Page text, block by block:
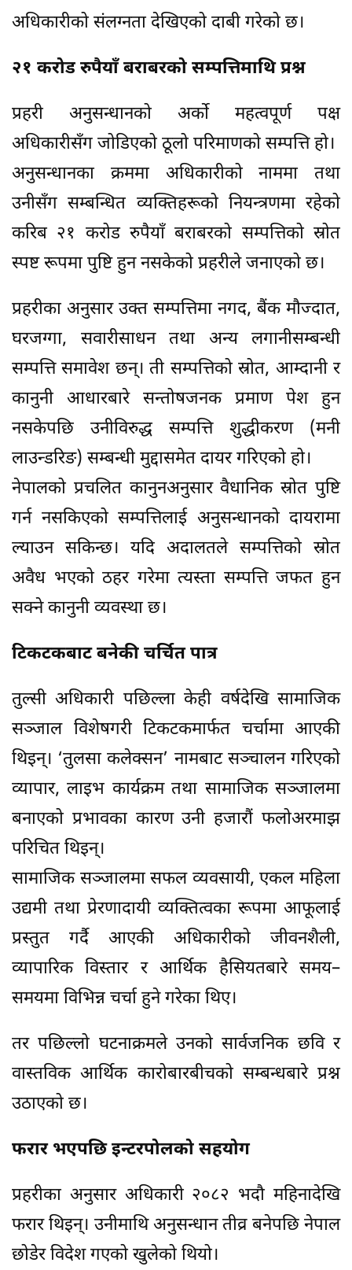
अधिकारीको संलग्नता देखिएको दाबी गरेको छ।
२१ करोड रुपैयाँ बराबरको सम्पत्तिमाथि प्रश्न
प्रहरी अनुसन्धानको अर्को महत्वपूर्ण पक्ष
अधिकारीसँग जोडिएको ठूलो परिमाणको सम्पत्ति हो।
अनुसन्धानका क्रममा अधिकारीको नाममा तथा
उनीसँग सम्बन्धित व्यक्तिहरूको नियन्त्रणमा रहेको
करिब २१ करोड रुपैयाँ बराबरको सम्पत्तिको स्रोत
स्पष्ट रूपमा पुष्टि हुन नसकेको प्रहरीले जनाएको छ।
प्रहरीका अनुसार उक्त सम्पत्तिमा नगद, बैंक मौज्दात,
घरजग्गा, सवारीसाधन तथा अन्य लगानीसम्बन्धी
सम्पत्ति समावेश छन्। ती सम्पत्तिको स्रोत, आम्दानी र
कानुनी आधारबारे सन्तोषजनक प्रमाण पेश हुन
नसकेपछि उनीविरुद्ध सम्पत्ति शुद्धीकरण (मनी
लाउन्डरिङ) सम्बन्धी मुद्दासमेत दायर गरिएको हो।
नेपालको प्रचलित कानुनअनुसार वैधानिक स्रोत पुष्टि
गर्न नसकिएको सम्पत्तिलाई अनुसन्धानको दायरामा
ल्याउन सकिन्छ। यदि अदालतले सम्पत्तिको स्रोत
अवैध भएको ठहर गरेमा त्यस्ता सम्पत्ति जफत हुन
सक्ने कानुनी व्यवस्था छ।
टिकटकबाट बनेकी चर्चित पात्र
तुल्सी अधिकारी पछिल्ला केही वर्षदेखि सामाजिक
सञ्जाल विशेषगरी टिकटकमार्फत चर्चामा आएकी
थिइन्। ‘तुलसा कलेक्सन’ नामबाट सञ्चालन गरिएको
व्यापार, लाइभ कार्यक्रम तथा सामाजिक सञ्जालमा
बनाएको प्रभावका कारण उनी हजारौं फलोअरमाझ
परिचित थिइन्।
सामाजिक सञ्जालमा सफल व्यवसायी, एकल महिला
उद्यमी तथा प्रेरणादायी व्यक्तित्वका रूपमा आफूलाई
प्रस्तुत गर्दै आएकी अधिकारीको जीवनशैली,
व्यापारिक विस्तार र आर्थिक हैसियतबारे समय–
समयमा विभिन्न चर्चा हुने गरेका थिए।
तर पछिल्लो घटनाक्रमले उनको सार्वजनिक छवि र
वास्तविक आर्थिक कारोबारबीचको सम्बन्धबारे प्रश्न
उठाएको छ।
फरार भएपछि इन्टरपोलको सहयोग
प्रहरीका अनुसार अधिकारी २०८२ भदौ महिनादेखि
फरार थिइन्। उनीमाथि अनुसन्धान तीव्र बनेपछि नेपाल
छोडेर विदेश गएको खुलेको थियो।